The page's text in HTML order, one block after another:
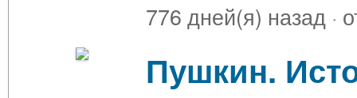
776 дней(я) назад ·
Пушкин.